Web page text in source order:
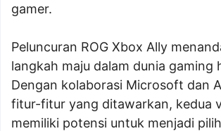
gamer.
Peluncuran ROG Xbox Ally
langkah maju dalam dunia gaming
Dengan kolaborasi Microsoft dan
fitur-fitur yang ditawarkan, kedua
memiliki potensi untuk menjadi